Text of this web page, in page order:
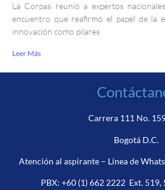
La Corpas reunió a expertos
encuentro que reafirmó el papel de la
innovación como pilares
Leer Más
Carrera 111 No.
Bogotá D.C.
Atención al aspirante – Línea de
PBX: +60 (1) 662 2222Ext. 519,